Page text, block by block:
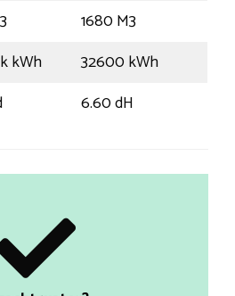
1680 M3
kWh
32600 kWh
6.60 dH